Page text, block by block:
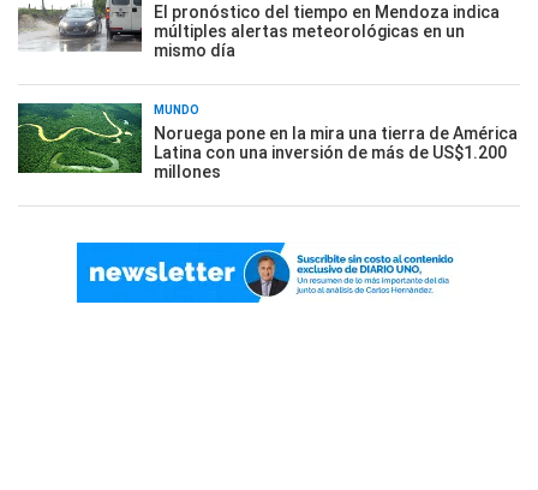
El pronóstico del tiempo en Mendoza indica
múltiples alertas meteorológicas en un
mismo día
MUNDO
Noruega pone en la mira una tierra de América
Latina con una inversión de más de US$1.200
millones